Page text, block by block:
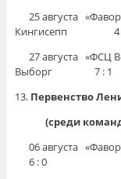
25 августа
Кингисепп 4 :
27 августа «ФСЦ
Выборг 7 : 1
13. Первенство
(среди команд
06 августа
6 : 0